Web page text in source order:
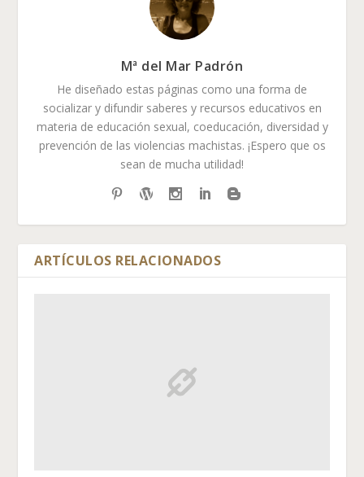
Mª del Mar Padrón
He diseñado estas páginas como una forma de
socializar y difundir saberes y recursos educativos en
materia de educación sexual, coeducación, diversidad y
prevención de las violencias machistas. ¡Espero que os
sean de mucha utilidad!
ARTÍCULOS RELACIONADOS